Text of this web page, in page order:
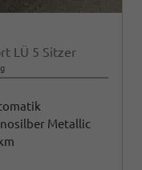
LÜ 5 Sitzer
Metallic